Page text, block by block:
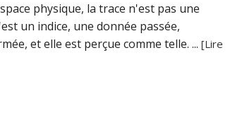
physique, la trace n'est pas une
un indice, une donnée passée,
et elle est perçue comme telle. ... [Lire